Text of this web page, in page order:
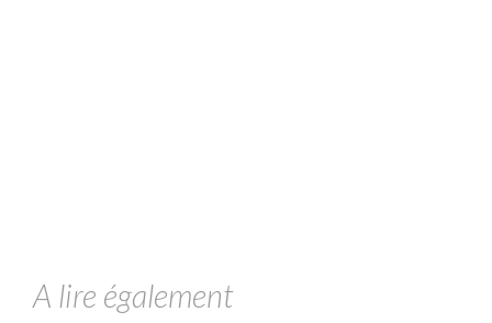
A lire également